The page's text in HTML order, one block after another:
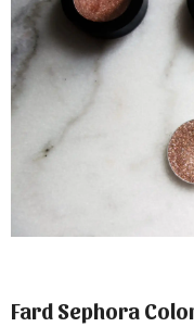
Fard Sephora